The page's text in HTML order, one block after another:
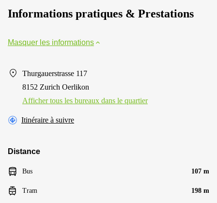
Informations pratiques & Prestations
Masquer les informations
Thurgauerstrasse 117
8152 Zurich Oerlikon
Afficher tous les bureaux dans le quartier
Itinéraire à suivre
Distance
Bus 107 m
Tram 198 m